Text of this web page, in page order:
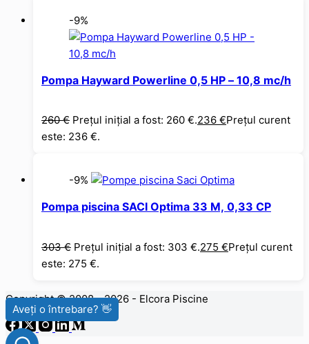
-9%
Pompa Hayward Powerline 0,5 HP – 10,8 mc/h
260€ Prețul inițial a fost: 260 €.236 €Prețul curent
este: 236 €.
-9%
Pompa piscina SACI Optima 33 M, 0,33 CP
303€ Prețul inițial a fost: 303 €.275 €Prețul curent
este: 275 €.
Copyright © 2008 - 2026 - Elcora Piscine